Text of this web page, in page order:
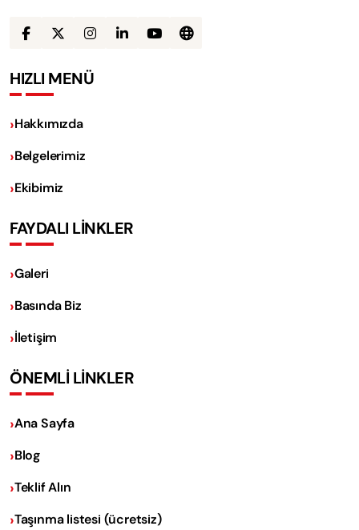
HIZLI MENÜ
Hakkımızda
Belgelerimiz
Ekibimiz
FAYDALI LİNKLER
Galeri
Basında Biz
İletişim
ÖNEMLİ LİNKLER
Ana Sayfa
Blog
Teklif Alın
Taşınma listesi (ücretsiz)